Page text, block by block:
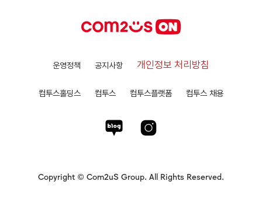
운영정책 공지사항 개인정보 처리방침
컴투스홀딩스 컴투스 컴투스플랫폼 컴투스 채용
Copyright © Com2uS Group. All Rights Reserved.